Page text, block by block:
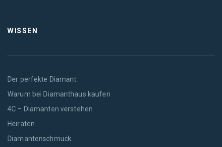
WISSEN
Der perfekte Diamant
Warum bei Diamanthaus kaufen
4C – Diamanten verstehen
Heiraten
Diamantenschmuck